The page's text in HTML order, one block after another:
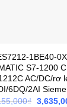
1BE40-
S7-1200
AC/DC/rơ
6DQ/2AI
₫ Giá